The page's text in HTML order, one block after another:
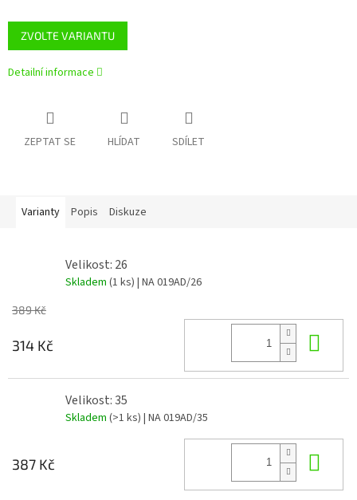
ZVOLTE VARIANTU
Detailní informace
ZEPTAT SE HLÍDAT SDÍLET
Varianty Popis Diskuze
Velikost: 26
Skladem (1 ks) | NA 019AD/26
389 Kč
314 Kč
Velikost: 35
Skladem (>1 ks) | NA 019AD/35
387 Kč